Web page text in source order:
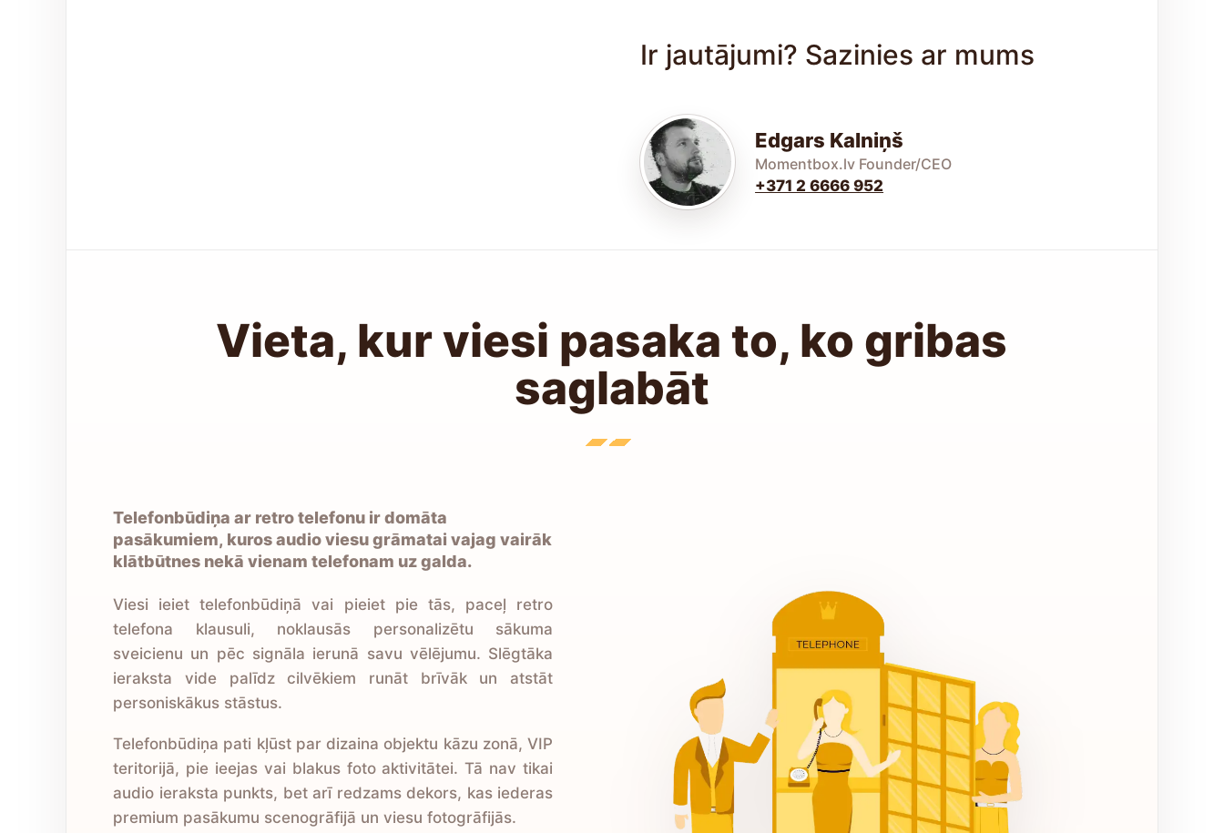
Ir jautājumi? Sazinies ar mums
Edgars Kalniņš
Momentbox.lv Founder/CEO
+371 2 6666 952
Vieta, kur viesi pasaka to, ko gribas
saglabāt
Telefonbūdiņa ar retro telefonu ir domāta
pasākumiem, kuros audio viesu grāmatai vajag vairāk
klātbūtnes nekā vienam telefonam uz galda.
Viesi ieiet telefonbūdiņā vai pieiet pie tās, paceļ retro
telefona klausuli, noklausās personalizētu sākuma
sveicienu un pēc signāla ierunā savu vēlējumu. Slēgtāka
ieraksta vide palīdz cilvēkiem runāt brīvāk un atstāt
personiskākus stāstus.
Telefonbūdiņa pati kļūst par dizaina objektu kāzu zonā, VIP
teritorijā, pie ieejas vai blakus foto aktivitātei. Tā nav tikai
audio ieraksta punkts, bet arī redzams dekors, kas iederas
premium pasākumu scenogrāfijā un viesu fotogrāfijās.